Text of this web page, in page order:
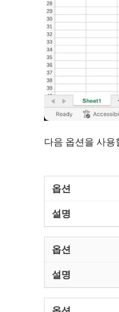
다음 옵션을 사용